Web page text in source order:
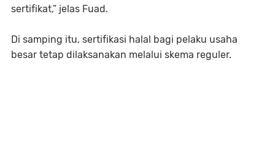
sertifikat,” jelas Fuad.
Di samping itu, sertifikasi halal bagi pelaku usaha
besar tetap dilaksanakan melalui skema reguler.